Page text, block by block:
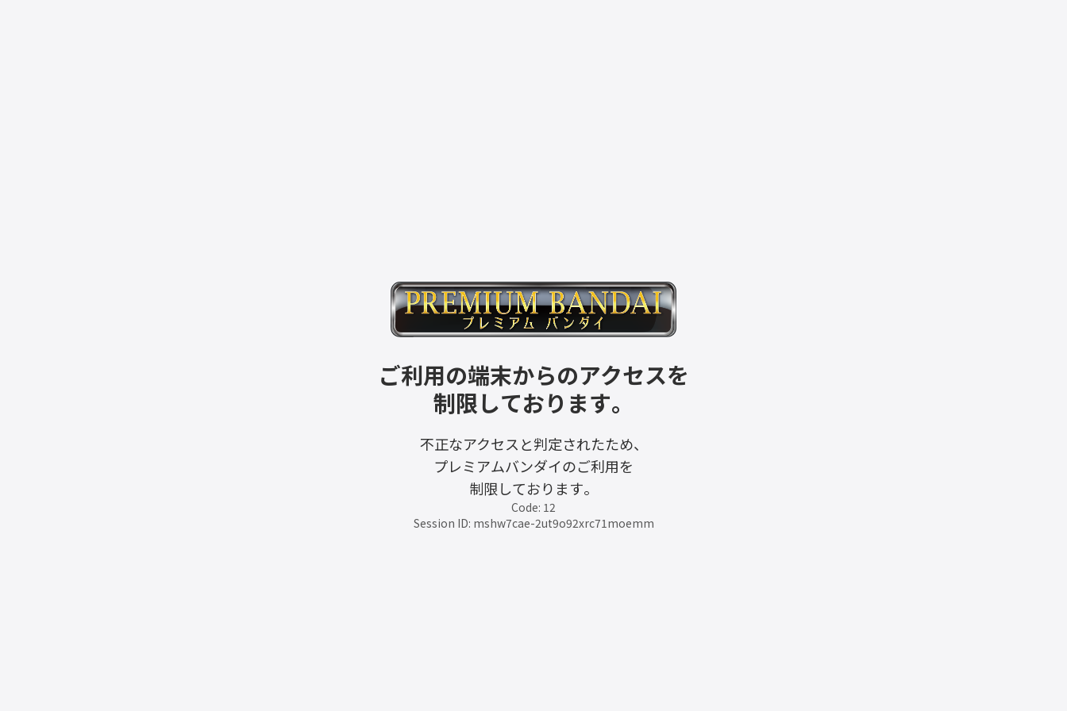
ご利用の端末からのアクセスを
制限しております。
不正なアクセスと判定されたため、
プレミアムバンダイのご利用を
制限しております。
Code: 12
Session ID: mshw7cae-2ut9o92xrc71moemm